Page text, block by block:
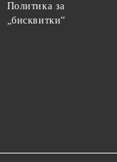
Политика за
„бисквитки“